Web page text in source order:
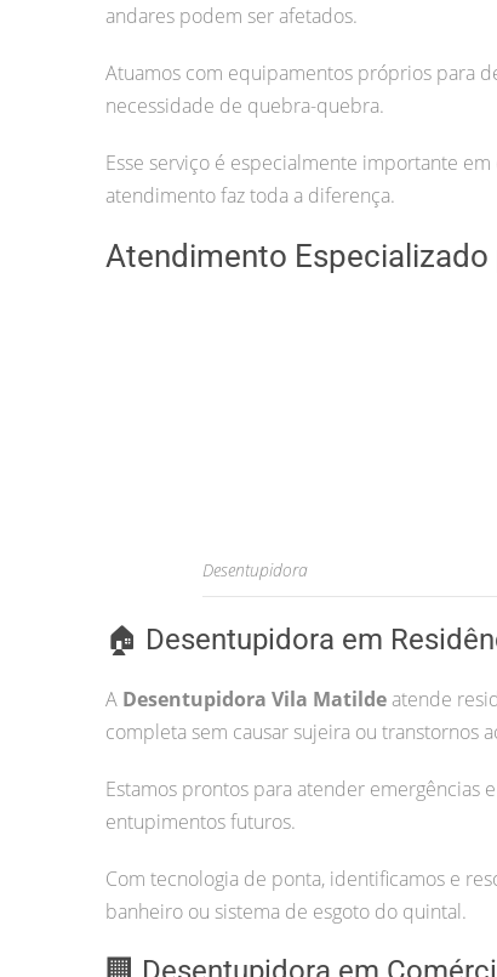
andares podem ser afetados.
Atuamos com equipamentos próprios para
necessidade de quebra-quebra.
Esse serviço é especialmente importante
atendimento faz toda a diferença.
Atendimento
Desentupidora
🏠 Desentupidora em
A Desentupidora Vila Matildeatende
completa sem causar sujeira ou transtornos
Estamos prontos para atender emergências
entupimentos futuros.
Com tecnologia de ponta, identificamos e
banheiro ou sistema de esgoto do quintal.